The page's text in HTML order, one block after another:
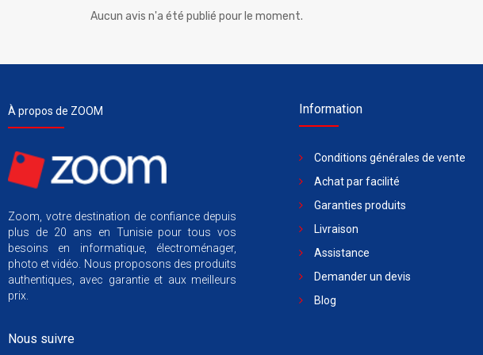
Aucun avis n'a été publié pour le moment.
À propos de ZOOM
Zoom, votre destination de confiance depuis
plus de 20 ans en Tunisie pour tous vos
besoins en informatique, électroménager,
photo et vidéo. Nous proposons des produits
authentiques, avec garantie et aux meilleurs
prix.
Nous suivre
Information
Conditions générales de vente
Achat par facilité
Garanties produits
Livraison
Assistance
Demander un devis
Blog